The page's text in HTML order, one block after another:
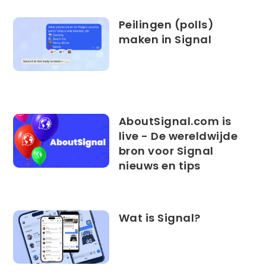
Peilingen (polls)
maken in Signal
AboutSignal.com is
live - De wereldwijde
bron voor Signal
nieuws en tips
Wat is Signal?